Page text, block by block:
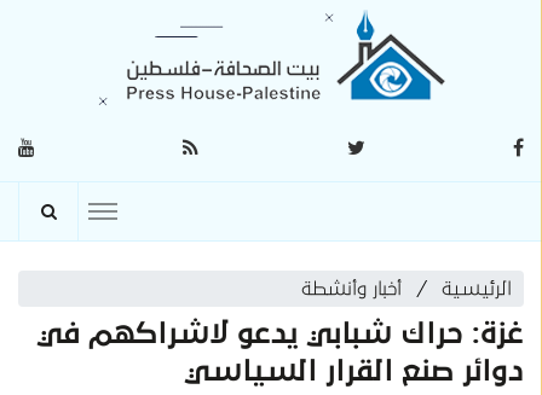
الرئيسية أخبار وأنشطة
غزة: حراك شبابي يدعو لاشراكهم في
دوائر صنع القرار السياسي